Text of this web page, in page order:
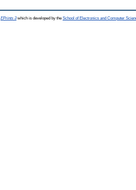
EPrints 3which is developed by the School of Electronics and Computer